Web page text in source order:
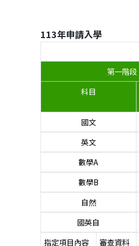
113年申請入學
第一階段
科目
國文
英文
數學A
數學B
自然
國英自
指定項目內容
審查資料